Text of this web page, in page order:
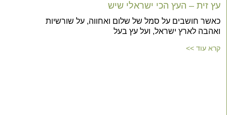
עץ זית – העץ הכי ישראלי שיש
כאשר חושבים על סמל של שלום ואחווה, על שורשיות
ואהבה לארץ ישראל, ועל עץ בעל
קרא עוד >>